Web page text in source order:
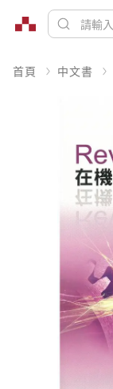
首頁 中文書